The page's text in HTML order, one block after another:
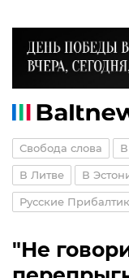
Свобода слова
В Литве В
Русские
"Не